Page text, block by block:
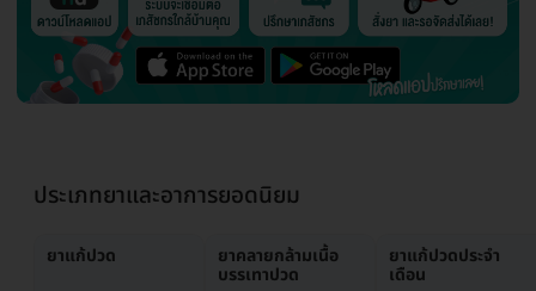
ประเภทยาและอาการยอดนิยม
ยาแก้ปวด ยาคลายกล้ามเนื้อ
บรรเทาปวด
ยาแก้ปวดประจำ
เดือน